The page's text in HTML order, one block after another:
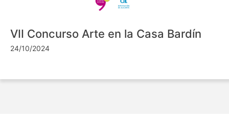
VII Concurso Arte en la Casa Bardín
24/10/2024